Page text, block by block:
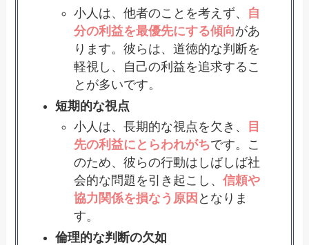
小人は、他者のことを考えず、 自
分の利益を最優先にする傾向があ
ります。彼らは、道徳的な判断を
軽視し、自己の利益を追求するこ
とが多いです。
短期的な視点
小人は、長期的な視点を欠き、
目
先の利益にとらわれがちです。こ
のため、彼らの行動はしばしば社
会的な問題を引き起こし、信頼や
協力関係を損なう原因 となりま
す。
倫理的な判断の欠如